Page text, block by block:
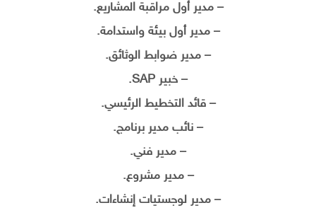
– مدير أول مراقبة المشاريع.
– مدير أول بيئة واستدامة.
– مدير ضوابط الوثائق.
– خبير SAP.
– قائد التخطيط الرئيسي.
– نائب مدير برنامج.
– مدير فني.
– مدير مشروع.
– مدير لوجستيات إنشاءات.